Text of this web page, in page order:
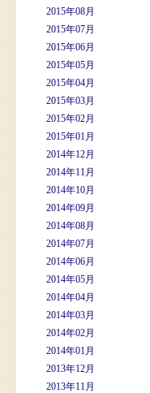
2015年08月
2015年07月
2015年06月
2015年05月
2015年04月
2015年03月
2015年02月
2015年01月
2014年12月
2014年11月
2014年10月
2014年09月
2014年08月
2014年07月
2014年06月
2014年05月
2014年04月
2014年03月
2014年02月
2014年01月
2013年12月
2013年11月